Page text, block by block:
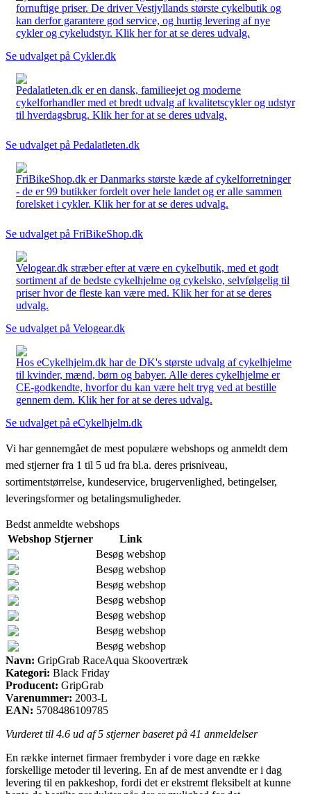
fornuftige priser. De driver Vestjyllands største cykelbutik og
kan derfor garantere god service, og hurtig levering af nye
cykler og cykeludstyr. Klik her for at se deres udvalg.
Se udvalget på Cykler.dk
Pedalatleten.dk er en dansk, familieejet og moderne
cykelforhandler med et bredt udvalg af kvalitetscykler og udstyr
til hverdagsbrug. Klik her for at se deres udvalg.
Se udvalget på Pedalatleten.dk
FriBikeShop.dk er Danmarks største kæde af cykelforretninger
- de er 99 butikker fordelt over hele landet og er alle sammen
forelsket i cykler. Klik her for at se deres udvalg.
Se udvalget på FriBikeShop.dk
Velogear.dk stræber efter at være en cykelbutik, med et godt
sortiment af de bedste cykelhjelme og cykelsko, selvfølgelig til
priser hvor de fleste kan være med. Klik her for at se deres
udvalg.
Se udvalget på Velogear.dk
Hos eCykelhjelm.dk har de DK's største udvalg af cykelhjelme
til kvinder, mænd, børn og babyer. Alle deres cykelhjelme er
CE-godkendte, hvorfor du kan være helt tryg ved at bestille
gennem dem. Klik her for at se deres udvalg.
Se udvalget på eCykelhjelm.dk
Vi har gennemgået de mest populære webshops og anmeldt dem
med stjerner fra 1 til 5 ud fra bl.a. deres prisniveau,
sortimentstørrelse, kundeservice, brugervenlighed, betingelser,
leveringsformer og betalingsmuligheder.
Bedst anmeldte webshops
Webshop Stjerner
Link
Besøg webshop
Besøg webshop
Besøg webshop
Besøg webshop
Besøg webshop
Besøg webshop
Besøg webshop
Navn: GripGrab RaceAqua Skoovertræk
Kategori: Black Friday
Producent: GripGrab
Varenummer: 2003-L
EAN: 5708486109785
Vurderet til 4.6 ud af 5 stjerner baseret på 41 anmeldelser
En række internet firmaer frembyder i vore dage en række
forskellige metoder til levering. En af de mest anvendte er i dag
levering til en pakkeshop, fordi det er ekstremt fleksibelt at kunne